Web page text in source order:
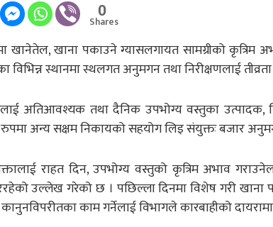
0
Shares
खानेतेल, खाना पकाउने ग्यासलगायत सामग्रीको कृत्रिम
विभिन्न स्थानमा स्थलगत अनुमगन तथा निरीक्षणलाई
अतिआवश्यक तथा दैनिक उपभोग्य वस्तुका उत्पादक,
रुपमा अन्य सक्षम निकायको सहयोग लिइ संयुक्तः बजार
राहत दिन, उपभोग्य वस्तुको कृत्रिम अभाव
उल्लेख गरेको छ । पछिल्ला दिनमा विशेष गरी खाना
काम गर्नेलाई विभागले कारबाहीको